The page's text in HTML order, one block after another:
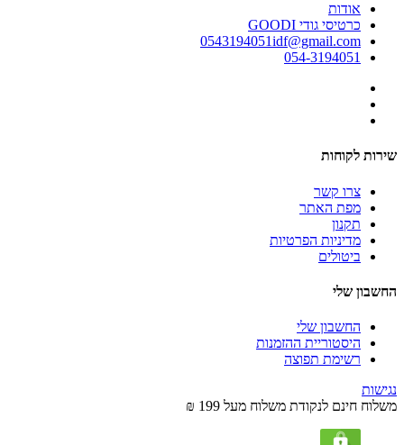
אודות
כרטיסי גודי GOODI
0543194051idf@gmail.com
054-3194051
שירות לקוחות
צרו קשר
מפת האתר
תקנון
מדיניות הפרטיות
ביטולים
החשבון שלי
החשבון שלי
היסטוריית ההזמנות
רשימת תפוצה
נגישות
משלוח חינם לנקודת משלוח מעל 199 ₪